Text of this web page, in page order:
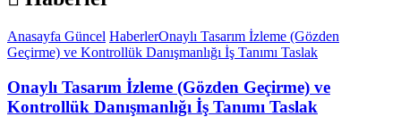
Anasayfa Güncel HaberlerOnaylı Tasarım İzleme (Gözden
Geçirme) ve Kontrollük Danışmanlığı İş Tanımı Taslak
Onaylı Tasarım İzleme (Gözden Geçirme) ve
Kontrollük Danışmanlığı İş Tanımı Taslak